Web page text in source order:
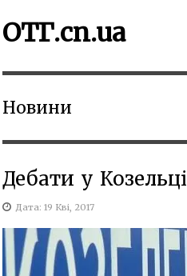
ОТГ.cn.ua
Новини
Дебати у Козельці
Дата: 19 Кві, 2017